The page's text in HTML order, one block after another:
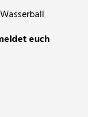
euch